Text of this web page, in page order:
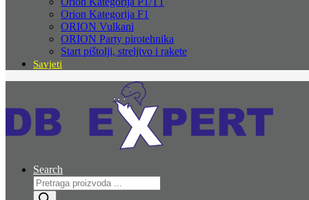
Orion Kategorija F1
ORION Vulkani
ORION Party pirotehnika
Start pištolji, streljivo i rakete
Savjeti
Search
Products
search